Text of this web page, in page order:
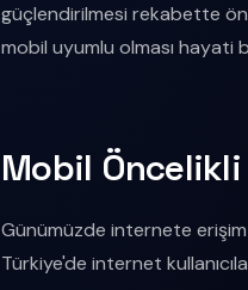
güçlendirilmesi rekabette
mobil uyumlu olması hayati
Mobil
Günümüzde internete erişim
Türkiye'de internet